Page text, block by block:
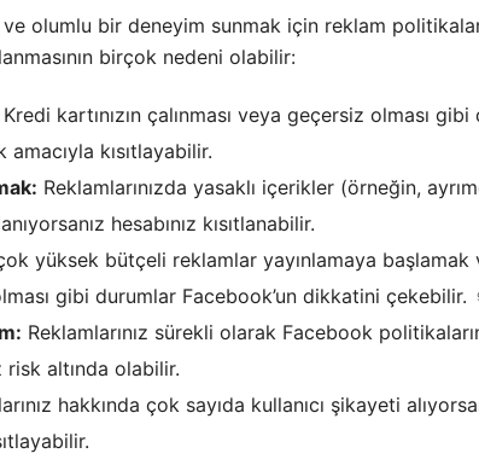
olumlu bir deneyim sunmak için reklam
birçok nedeni olabilir:
Kredi kartınızın çalınması veya geçersiz olması
amacıyla kısıtlayabilir.
Reklamlarınızda yasaklı içerikler (örneğin,
hesabınız kısıtlanabilir.
yüksek bütçeli reklamlar yayınlamaya başlamak
gibi durumlar Facebook’un dikkatini çekebilir.
Reklamlarınız sürekli olarak Facebook
risk altında olabilir.
hakkında çok sayıda kullanıcı şikayeti